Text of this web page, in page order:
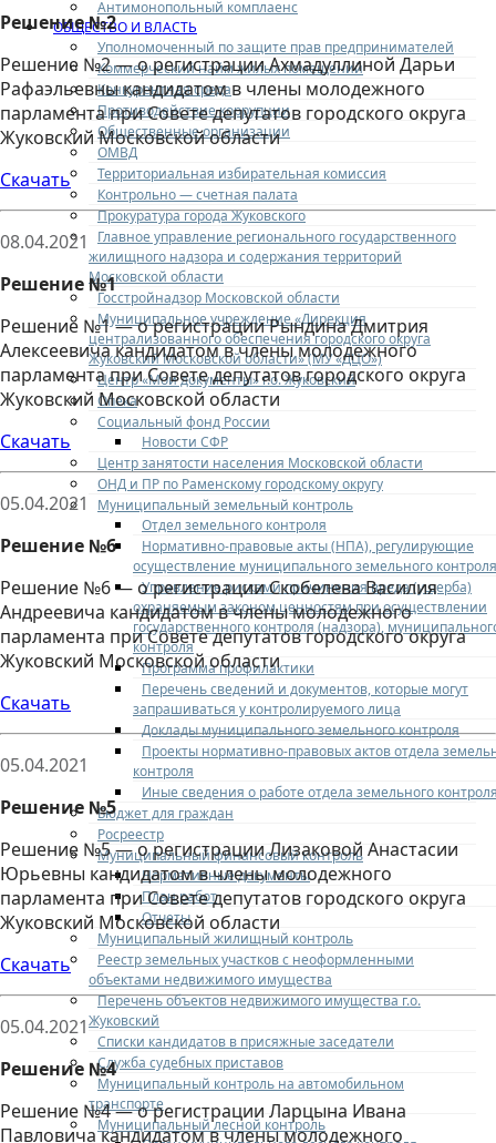
Антимонопольный комплаенс
ОБЩЕСТВО И ВЛАСТЬ
Уполномоченный по защите прав предпринимателей
Коммерческий найм жилых помещений
Конкурентная среда
Противодействие коррупции
Общественные организации
ОМВД
Территориальная избирательная комиссия
Контрольно — счетная палата
Прокуратура города Жуковского
Главное управление регионального государственного
жилищного надзора и содержания территорий
Московской области
Госстройнадзор Московской области
Муниципальное учреждение «Дирекция
централизованного обеспечения городского округа
Жуковский Московской области» (МУ «ДЦО»)
Центр «Мои документы» г.о. Жуковский
Опека
Социальный фонд России
Новости СФР
Центр занятости населения Московской области
ОНД и ПР по Раменскому городскому округу
Муниципальный земельный контроль
Отдел земельного контроля
Нормативно-правовые акты (НПА), регулирующие
осуществление муниципального земельного контроля
Управление рисками причинения вреда (ущерба)
охраняемым законом ценностям при осуществлении
государственного контроля (надзора),
контроля
Программа профилактики
Перечень сведений и документов, которые могут
запрашиваться у контролируемого лица
Доклады муниципального земельного контроля
Проекты нормативно-правовых актов отдела
контроля
Иные сведения о работе отдела земельного
Бюджет для граждан
Росреестр
Муниципальный финансовый контроль
Нормативные документы
План работ
Отчеты
Муниципальный жилищный контроль
Реестр земельных участков с неоформленными
объектами недвижимого имущества
Перечень объектов недвижимого имущества г.о.
Жуковский
Списки кандидатов в присяжные заседатели
Служба судебных приставов
Муниципальный контроль на автомобильном
транспорте
Муниципальный лесной контроль
Решение №2
Решение №2 — о регистрации Ахмадуллиной Дарьи
Рафаэльевны кандидатом в члены молодежного
парламента при Совете депутатов городского округа
Жуковский Московской области
Скачать
08.04.2021
Решение №1
Решение №1 — о регистрации Рындина Дмитрия
Алексеевича кандидатом в члены молодежного
парламента при Совете депутатов городского округа
Жуковский Московской области
Скачать
05.04.2021
Решение №6
Решение №6 — о регистрации Скобелева Василия
Андреевича кандидатом в члены молодежного
парламента при Совете депутатов городского округа
Жуковский Московской области
Скачать
05.04.2021
Решение №5
Решение №5 — о регистрации Лизаковой Анастасии
Юрьевны кандидатом в члены молодежного
парламента при Совете депутатов городского округа
Жуковский Московской области
Скачать
05.04.2021
Решение №4
Решение №4 — о регистрации Ларцына Ивана
Павловича кандидатом в члены молодежного